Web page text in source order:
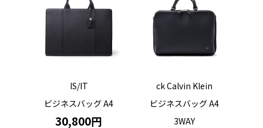
IS/IT
ビジネスバッグ A4
30,800円
ck Calvin Klein
ビジネスバッグ A4
3WAY